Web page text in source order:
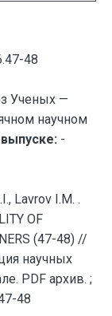
48
Ученых —
научном
-
Lavrov I.M. .
OF
(47-48) //
научных
PDF архив. ;
48